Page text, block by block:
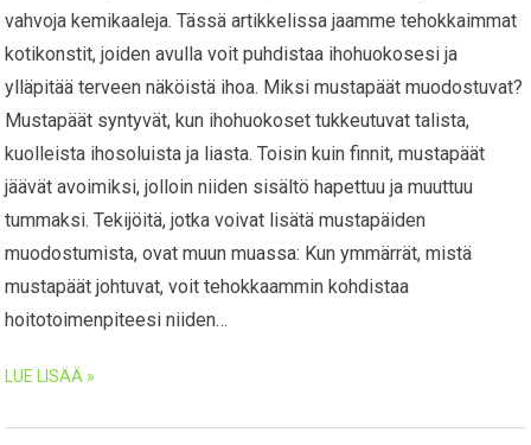
vahvoja kemikaaleja. Tässä artikkelissa jaamme tehokkaimmat
kotikonstit, joiden avulla voit puhdistaa ihohuokosesi ja
ylläpitää terveen näköistä ihoa. Miksi mustapäät muodostuvat?
Mustapäät syntyvät, kun ihohuokoset tukkeutuvat talista,
kuolleista ihosoluista ja liasta. Toisin kuin finnit, mustapäät
jäävät avoimiksi, jolloin niiden sisältö hapettuu ja muuttuu
tummaksi. Tekijöitä, jotka voivat lisätä mustapäiden
muodostumista, ovat muun muassa: Kun ymmärrät, mistä
mustapäät johtuvat, voit tehokkaammin kohdistaa
hoitotoimenpiteesi niiden…
LUE LISÄÄ »